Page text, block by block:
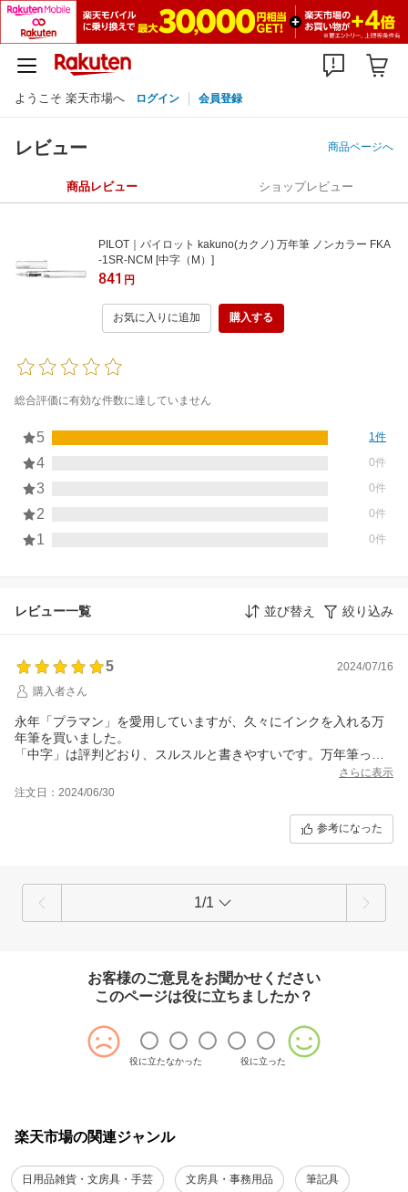
ようこそ 楽天市場へ ログイン 会員登録
レビュー 商品ページへ
商品レビュー ショップレビュー
PILOT｜パイロット kakuno(カクノ) 万年筆 ノンカラー FKA
-1SR-NCM [中字（M）]
841 円
お気に入りに追加 購入する
総合評価に有効な件数に達していません
5 1件
4 0件
3 0件
2 0件
1 0件
レビュー一覧 並び替え 絞り込み
5
2024/07/16
購入者さん
永年「プラマン」を愛用していますが、久々にインクを入れる万
年筆を買いました。
「中字」は評判どおり、スルスルと書きやすいです。万年筆って
こんなに書きやすかったっけ？と思いました。（インクが途切れ
ず、引っ掛かりがなく、これがいわゆるぬらぬら？）早速、手紙
ただ、もう少し引っ掛かりがあったり、線の太い・細いが出せる
とより字はきれいに書けそうな気もします。これを機に、父の形
です。
さらに表示
注文日：2024/06/30
参考になった
1/1
お客様のご意見をお聞かせください
このページは役に立ちましたか？
役に立たなかった 役に立った
楽天市場の関連ジャンル
日用品雑貨・文房具・手芸 文房具・事務用品 筆記具